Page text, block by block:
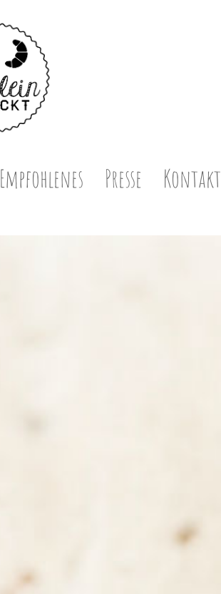
Empfohlenes Presse Kontakt